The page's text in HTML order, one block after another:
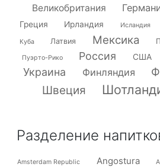
Великобритания
Греция Ирландия Исландия
Куба Латвия Мексика
Пуэрто-Рико Россия США
Украина Финляндия
Швеция
Разделение
Amsterdam Republic Angostura